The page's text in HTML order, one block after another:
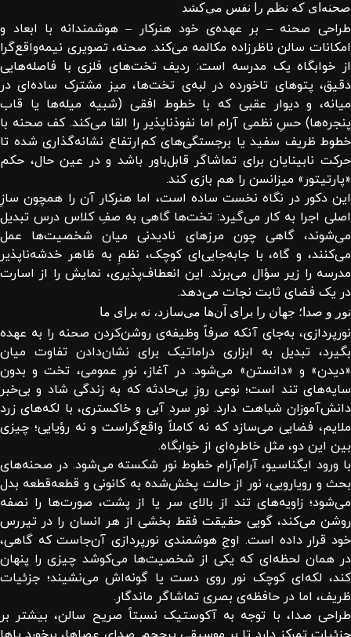
صحنه‌ای که نظم را نفس می‌کشد
طراحی صحنه – بر عهده‌ی خود هنرکار – هوشمندانه با ابعاد و
امکانات سالن ناظرزاده مکالمه می‌کند. صحنه، تصویری نیمه‌واقع‌گرا
از خوابگاه یک مدرسه است: ردیف تخت‌های فلزی با فاصله‌هایی
دقیق، پتوهای تاخورده در لبه‌ی تخت‌ها، میز مشترک ساده‌ای در
میانه، و دیوار عقبی که با خطوط افقی (شبیه میله‌ها یا قاب
پنجره‌ها) حسِ نظمی آرام اما نفوذناپذیر را القا می‌کند. کف صحنه با
خطوط ظریف سفید یا برجستگی‌های کم‌ارتفاع نشانه‌گذاری شده تا
حرکت نابینایان برای تماشاگر قابل‌باور باشد و در عین حال، حکم
«پارتیتور» میزانسن را هم بازی کند.
این دکور در نگاه نخست ساده است، اما هنرکار آن را همچون سازِ
اصلی اجرا به کار می‌گیرد: تخت‌ها گاهی به صفِ کلاس درس تبدیل
می‌شوند، گاهی چون مرزهای نادیدنی میان شخصیت‌ها عمل
می‌کنند، و گاه، با جابه‌جایی‌ای کوچک، نظمِ به ظاهر خدشه‌ناپذیر
مدرسه را زیر سؤال می‌برند. این انعطاف‌پذیری، نمایش را از اسارت
در یک فضای ثابت نجات می‌دهد.
نور و صدا؛ جهان را برای آن‌ها می‌سازد، نه برای ما
نورپردازی، به‌جای آنکه صرفاً وظیفه‌ی روشن‌کردن صحنه را به عهده
بگیرد، تبدیل به ابزاری دراماتیک برای نشان‌دادن تفاوت میان
«دیدن» و «دانستن» می‌شود. در آغاز، نورِ عمومی، تخت و بدون
سایه‌های تند است؛ نوعی روزِ بی‌حادثه که به زندگی شاد و بی‌خبر
دانش‌آموزان شباهت دارد. نورِ سرد آبی و خاکستری، با لکه‌های زرد
ملایم، فضایی می‌سازد که نه کاملاً واقع‌گراست و نه رؤیایی؛ چیزی
بین این دو، مثل خاطره‌ای از خوابگاه.
با ورود ایگناسیو، آرام‌آرام خطوط نور شکسته می‌شود. در صحنه‌های
بحث‌ و رویارویی، نور از حالت پخش‌شده به کانونی و قطعه‌قطعه بدل
می‌شود؛ زاویه‌های تند از بالای سر یا از پشت، صورت‌ها را نصفه
روشن می‌کند، گویی حقیقت فقط بخشی از هر انسان را در تیررس
خود قرار داده است. اوجِ هوشمندی نورپردازی آن‌جاست که گاهی،
در همان لحظه‌ای که یکی از شخصیت‌ها می‌کوشد چیزی را پنهان
کند، لکه‌ای کوچک نور روی دست یا گونه‌اش می‌نشیند؛ جزئیات
ظریف، اما در حافظه‌ی بصری تماشاگر ماندگار.
طراحی صدا، با توجه به آکوستیک نسبتاً صریح سالن، بیشتر بر